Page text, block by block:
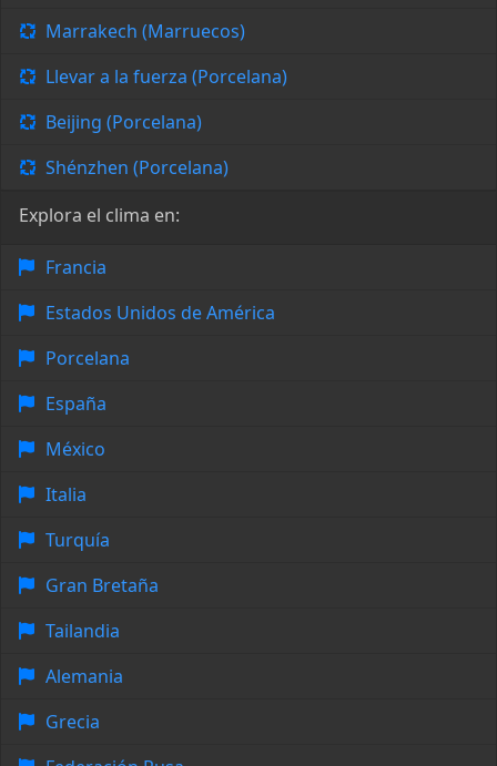
Marrakech (Marruecos)
Llevar a la fuerza (Porcelana)
Beijing (Porcelana)
Shénzhen (Porcelana)
Explora el clima en:
Francia
Estados Unidos de América
Porcelana
España
México
Italia
Turquía
Gran Bretaña
Tailandia
Alemania
Grecia